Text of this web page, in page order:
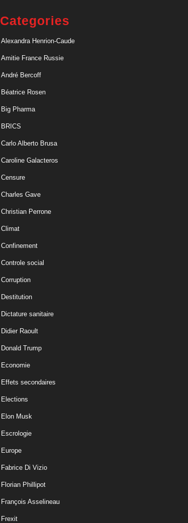
Categories
Alexandra Henrion-Caude
Amitie France Russie
André Bercoff
Béatrice Rosen
Big Pharma
BRICS
Carlo Alberto Brusa
Caroline Galacteros
Censure
Charles Gave
Christian Perrone
Climat
Confinement
Controle social
Corruption
Destitution
Dictature sanitaire
Didier Raoult
Donald Trump
Economie
Effets secondaires
Elections
Elon Musk
Escrologie
Europe
Fabrice Di Vizio
Florian Phillipot
François Asselineau
Frexit